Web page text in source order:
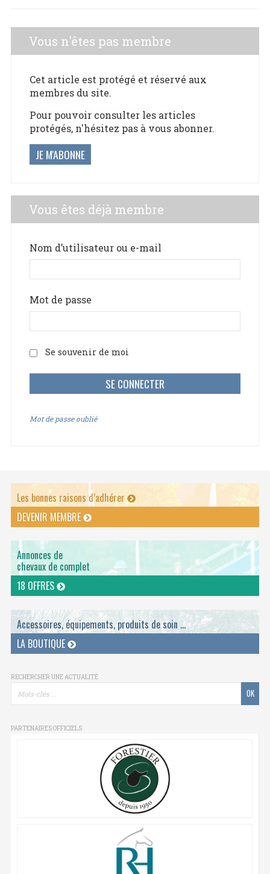
Vous n'êtes pas membre
Cet article est protégé et réservé aux
membres du site.
Pour pouvoir consulter les articles
protégés, n'hésitez pas à vous abonner.
JE M'ABONNE
Vous êtes déjà membre
Nom d’utilisateur ou e-mail
Mot de passe
Se souvenir de moi
Mot de passe oublié
Les bonnes raisons d’adhérer
DEVENIR MEMBRE
Annonces de
chevaux de complet
18 OFFRES
Accessoires, équipements, produits de soin ...
LA BOUTIQUE
RECHERCHER UNE ACTUALITÉ
PARTENAIRES OFFICIELS